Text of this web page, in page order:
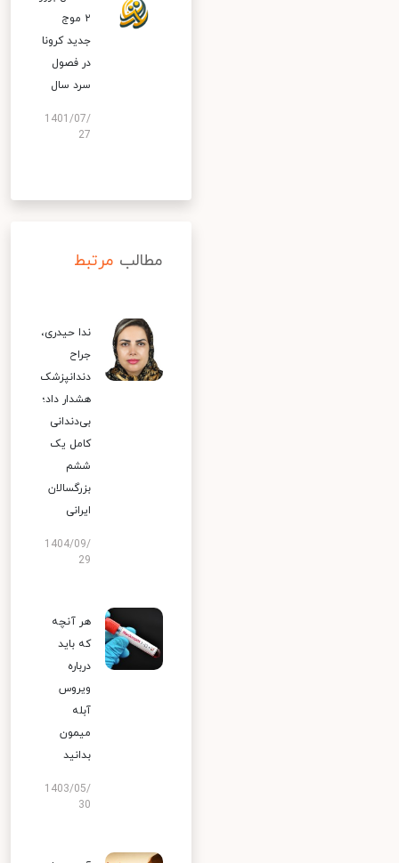
۲ موج
جدید کرونا
در فصول
سرد سال
1401/07/
27
مطالب مرتبط
ندا حیدری،
جراح
دندانپزشک
هشدار داد؛
بی‌دندانی
کامل یک
ششم
بزرگسالان
ایرانی
1404/09/
29
هر آنچه
که باید
درباره
ویروس
آبله
میمون
بدانید
1403/05/
30